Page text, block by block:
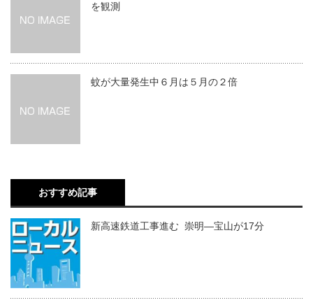
を観測
蚊が大量発生中６月は５月の２倍
おすすめ記事
新高速鉄道工事進む 崇明―宝山が17分